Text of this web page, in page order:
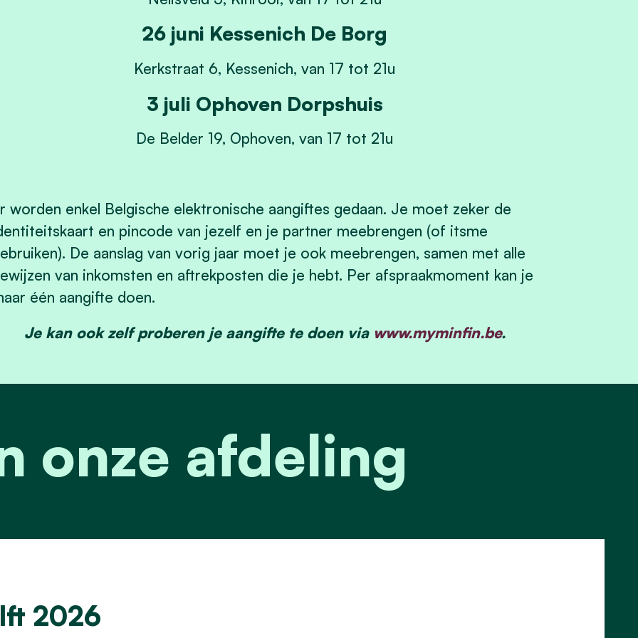
26 juni Kessenich De Borg
Kerkstraat 6, Kessenich, van 17 tot 21u
3 juli Ophoven Dorpshuis
De Belder 19, Ophoven, van 17 tot 21u
worden enkel Belgische elektronische aangiftes gedaan. Je moet zeker de
en pincode van jezelf en je partner meebrengen (of itsme
De aanslag van vorig jaar moet je ook meebrengen, samen met alle
van inkomsten en aftrekposten die je hebt. Per afspraakmoment kan je
één aangifte doen.
Je kan ook zelf proberen je aangifte te doen via www.myminfin.be.
onze afdeling
2026